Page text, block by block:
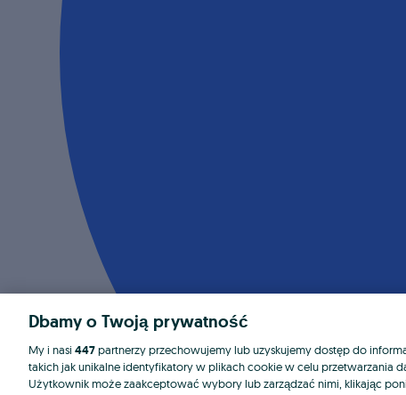
Dbamy o Twoją prywatność
My i nasi 447partnerzy przechowujemy lub uzyskujemy dostęp do
takich jak unikalne identyfikatory w plikach cookie w celu przetwarzania
Użytkownik może zaakceptować wybory lub zarządzać nimi, klikając